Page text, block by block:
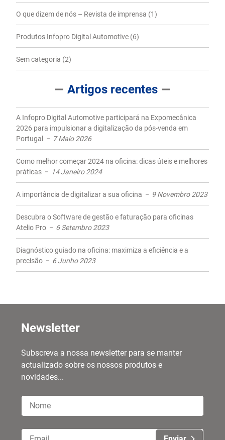
O que dizem de nós – Revista de imprensa (1)
Produtos Infopro Digital Automotive (6)
Sem categoria (2)
Artigos recentes
A Infopro Digital Automotive participará na Expomecânica
2026 para impulsionar a digitalização da pós-venda em
Portugal
7 Maio 2026
Como melhor começar 2024 na oficina: dicas úteis e melhores
práticas
14 Janeiro 2024
A importância de digitalizar a sua oficina 9 Novembro 2023
Descubra o Software de gestão e faturação para oficinas
Atelio Pro
6 Setembro 2023
Diagnóstico guiado na oficina: maximiza a eficiência e a
precisão
6 Junho 2023
Newsletter
Subscreva a nossa newsletter para se manter
actualizado sobre os nossos produtos e
novidades...